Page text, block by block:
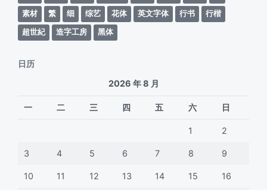
素材
繁 细 综艺 花体 英文字体 行书
行楷
超世紀
造字工房 黑体
日历
2026 年 8 月
一 二 三 四 五 六 日
1 2
3 4 5 6 7 8 9
10 11 12 13 14 15 16